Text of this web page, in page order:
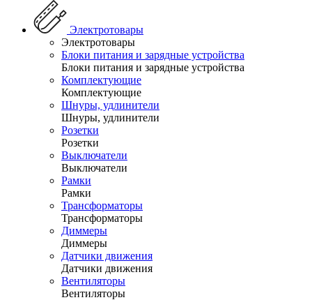
Электротовары
Электротовары
Блоки питания и зарядные устройства
Блоки питания и зарядные устройства
Комплектующие
Комплектующие
Шнуры, удлинители
Шнуры, удлинители
Розетки
Розетки
Выключатели
Выключатели
Рамки
Рамки
Трансформаторы
Трансформаторы
Диммеры
Диммеры
Датчики движения
Датчики движения
Вентиляторы
Вентиляторы